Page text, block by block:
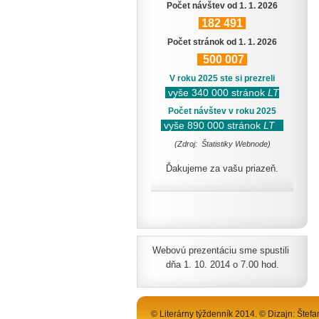
Počet návštev od 1. 1. 2026
182 491
Počet stránok od 1. 1. 2026
500 007
V roku 2025 ste si prezreli
vyše 340 000 stránok LT
Počet návštev v roku 2025
vyše 890 000 stránok LT
(Zdroj: Štatistiky Webnode)
Ďakujeme za vašu priazeň.
Webovú prezentáciu sme spustili
dňa 1. 10. 2014 o 7.00 hod.
© Literárny týždenník 2014. © Dizajn: